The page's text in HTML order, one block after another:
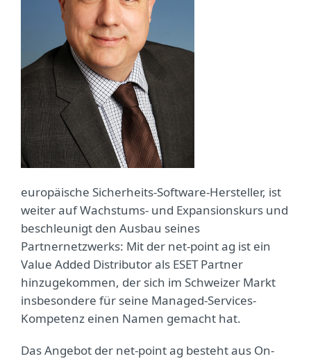
europäische Sicherheits-Software-Hersteller, ist
weiter auf Wachstums- und Expansionskurs und
beschleunigt den Ausbau seines
Partnernetzwerks: Mit der net-point ag ist ein
Value Added Distributor als ESET Partner
hinzugekommen, der sich im Schweizer Markt
insbesondere für seine Managed-Services-
Kompetenz einen Namen gemacht hat.
Das Angebot der net-point ag besteht aus On-